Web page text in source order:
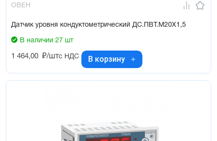
ОВЕН
Датчик уровня кондуктометрический ДС.ПВТ.М20Х1,5
В наличии 27 шт
1 464,00 ₽/штс НДС В корзину